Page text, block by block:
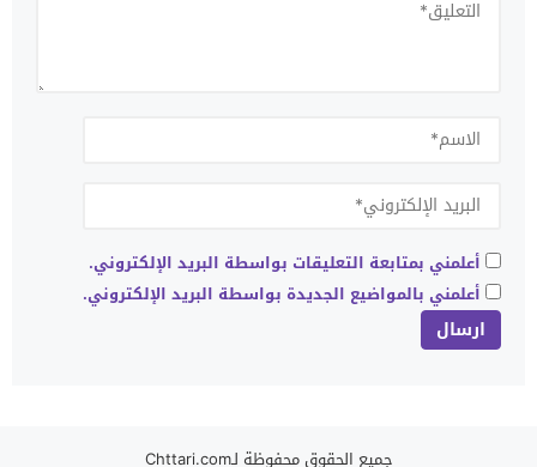
أعلمني بمتابعة التعليقات بواسطة البريد الإلكتروني.
أعلمني بالمواضيع الجديدة بواسطة البريد الإلكتروني.
جميع الحقوق محفوظة لـChttari.com